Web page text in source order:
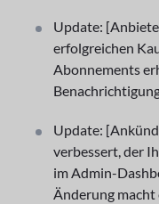
Update:
erfolgreichen
Abonnements
Update:
verbessert, der
im Admin-
Änderung macht